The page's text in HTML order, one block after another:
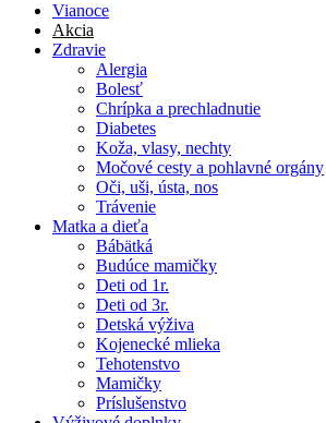
Vianoce
Akcia
Zdravie
Alergia
Bolesť
Chrípka a prechladnutie
Diabetes
Koža, vlasy, nechty
Močové cesty a pohlavné orgány
Oči, uši, ústa, nos
Trávenie
Matka a dieťa
Bábätká
Budúce mamičky
Deti od 1r.
Deti od 3r.
Detská výživa
Kojenecké mlieka
Tehotenstvo
Mamičky
Príslušenstvo